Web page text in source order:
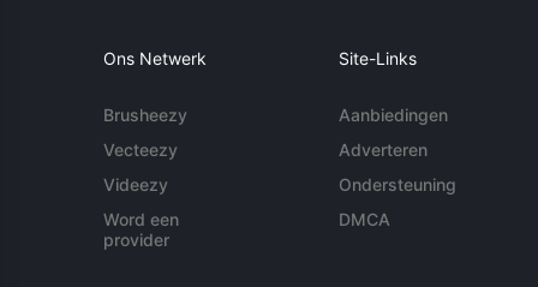
Ons Netwerk
Brusheezy
Vecteezy
Videezy
Word een
provider
Site-Links
Aanbiedingen
Adverteren
Ondersteuning
DMCA